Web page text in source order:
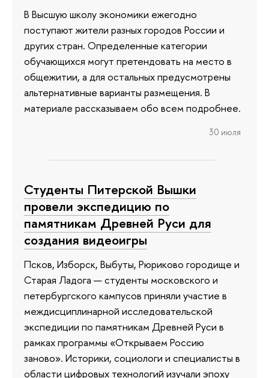
В Высшую школу экономики ежегодно
поступают жители разных городов России и
других стран. Определенные категории
обучающихся могут претендовать на место в
общежитии, а для остальных предусмотрены
альтернативные варианты размещения. В
материале рассказываем обо всем подробнее.
30 июля
Студенты Питерской Вышки
провели экспедицию по
памятникам Древней Руси для
создания видеоигры
Псков, Изборск, Выбуты, Рюриково городище и
Старая Ладога — студенты московского и
петербургского кампусов приняли участие в
междисциплинарной исследовательской
экспедиции по памятникам Древней Руси в
рамках программы «Открываем Россию
заново». Историки, социологи и специалисты в
области цифровых технологий изучали эпоху